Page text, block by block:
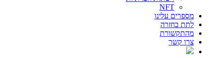
NFT
מספרים עלינו
לתת בחזרה
מהתקשורת
צרו קשר